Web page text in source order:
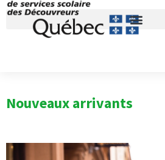
Nouveaux arrivants